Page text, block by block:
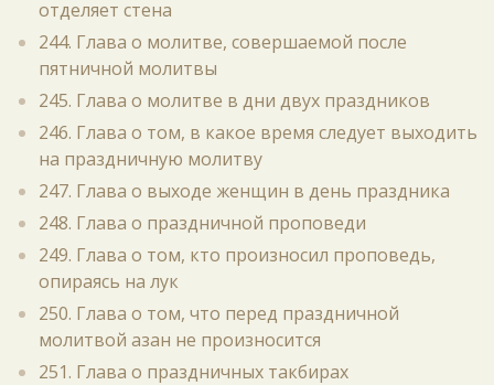
отделяет стена
244. Глава о молитве, совершаемой после
пятничной молитвы
245. Глава о молитве в дни двух праздников
246. Глава о том, в какое время следует выходить
на праздничную молитву
247. Глава о выходе женщин в день праздника
248. Глава о праздничной проповеди
249. Глава о том, кто произносил проповедь,
опираясь на лук
250. Глава о том, что перед праздничной
молитвой азан не произносится
251. Глава о праздничных такбирах